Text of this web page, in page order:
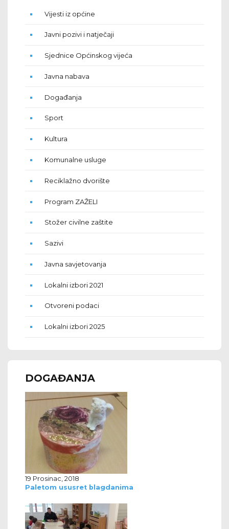
Vijesti iz općine
Javni pozivi i natječaji
Sjednice Općinskog vijeća
Javna nabava
Događanja
Sport
Kultura
Komunalne usluge
Reciklažno dvorište
Program ZAŽELI
Stožer civilne zaštite
Sazivi
Javna savjetovanja
Lokalni izbori 2021
Otvoreni podaci
Lokalni izbori 2025
DOGAĐANJA
19 Prosinac, 2018
Paletom ususret blagdanima